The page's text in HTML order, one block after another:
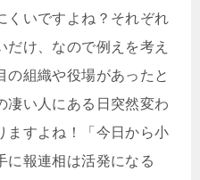
くいですよね？それぞれ
け、なので例えを考え
の組織や役場があったと
凄い人にある日突然変わ
ますよね！「今日から小
に報連相は活発になる